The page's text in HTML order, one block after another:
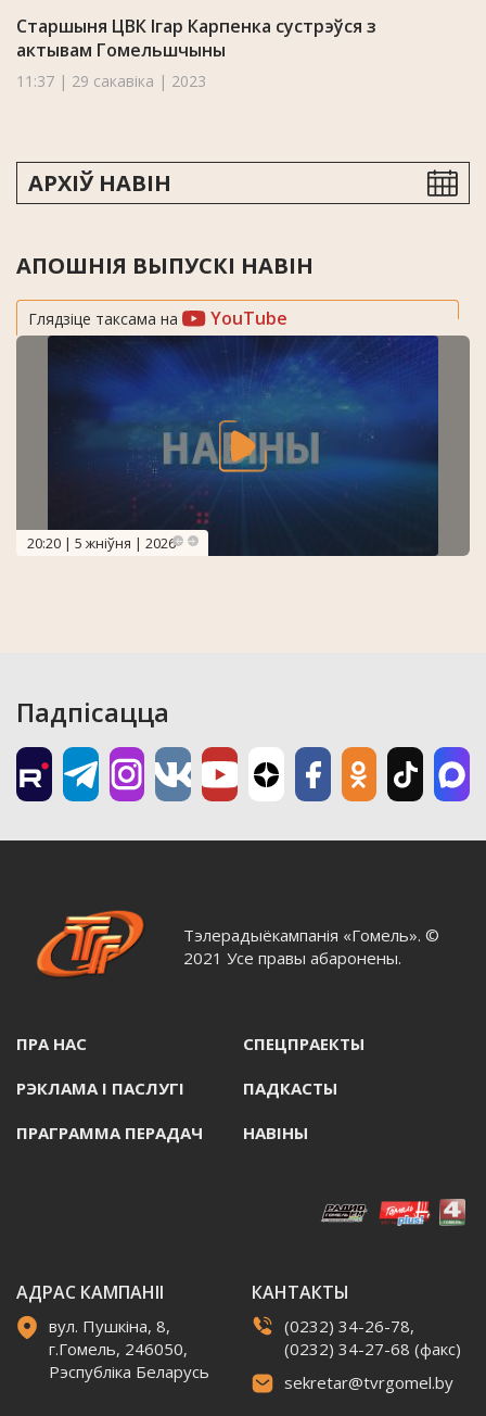
Старшыня ЦВК Ігар Карпенка сустрэўся з
актывам Гомельшчыны
11:37 | 29 сакавіка | 2023
АРХІЎ НАВІН
АПОШНІЯ ВЫПУСКІ НАВІН
Глядзіце таксама на YouTube
20:20 | 5 жніўня | 2026
Падпісацца
Тэлерадыёкампанія «Гомель». ©
2021 Усе правы абаронены.
ПРА НАС СПЕЦПРАЕКТЫ
РЭКЛАМА I ПАСЛУГI ПАДКАСТЫ
ПРАГРАММА ПЕРАДАЧ НАВIНЫ
АДРАС КАМПАНІІ
вул. Пушкіна, 8,
г.Гомель, 246050,
Рэспубліка Беларусь
КАНТАКТЫ
(0232) 34-26-78,
(0232) 34-27-68 (факс)
sekretar@tvrgomel.by